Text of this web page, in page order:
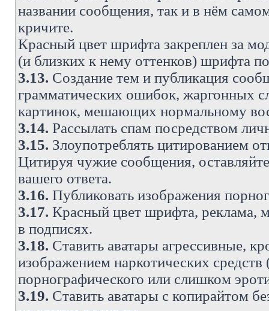
названии сообщения, так и в нём
кричите.
Красный цвет шрифта закреплен за
(и близких к нему оттенков) шрифта
3.13. Создание тем и публикация
грамматических ошибок, жаргонных
картинок, мешающих нормальному
3.14. Рассылать спам посредством
3.15. Злоупотреблять цитированием
Цитируя чужие сообщения,
вашего ответа.
3.16. Публиковать изображения
3.17. Красный цвет шрифта, реклама,
в подписях.
3.18. Ставить аватары агрессивные,
изображением наркотических
порнографического или слишком
3.19. Ставить аватары с копирайтом